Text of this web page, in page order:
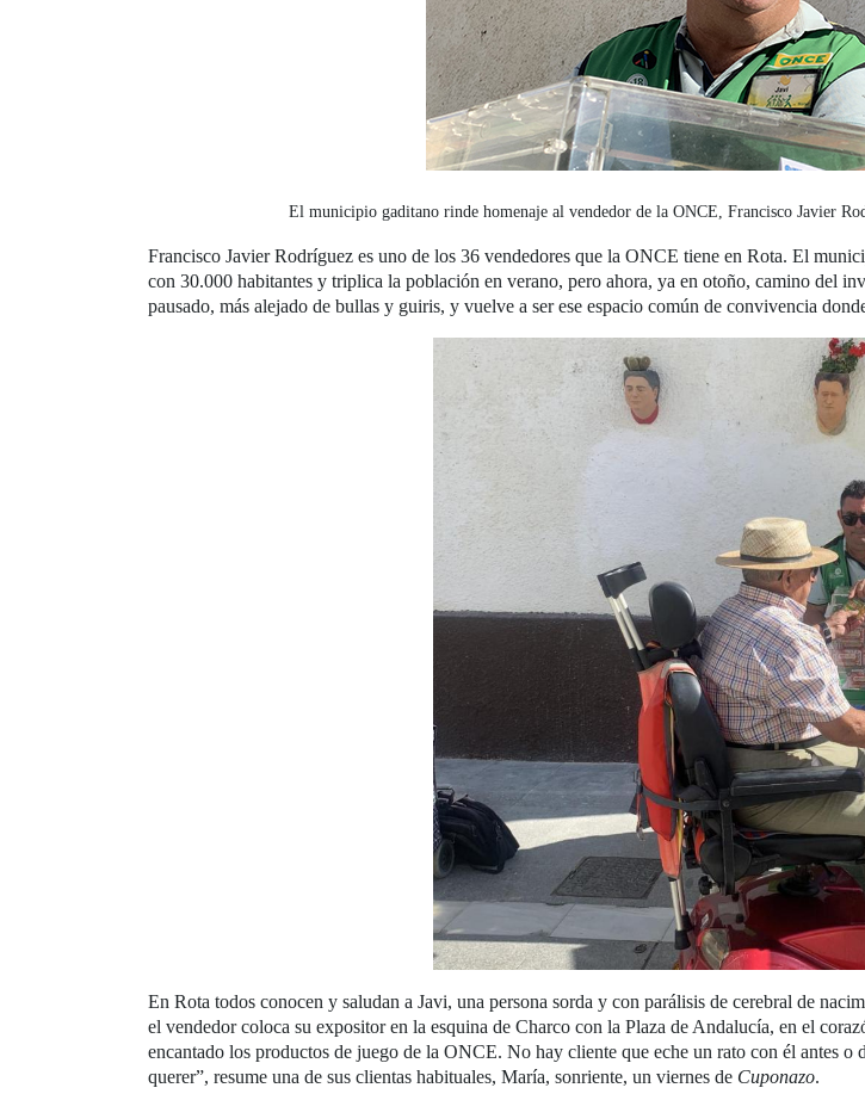
El municipio gaditano rinde homenaje al vendedor de la ONCE, Francisco Javier
Francisco Javier Rodríguez es uno de los 36 vendedores que la ONCE tiene en Rota. El
con 30.000 habitantes y triplica la población en verano, pero ahora, ya en otoño, camino del
pausado, más alejado de bullas y guiris, y vuelve a ser ese espacio común de convivencia
En Rota todos conocen y saludan a Javi, una persona sorda y con parálisis de cerebral de
el vendedor coloca su expositor en la esquina de Charco con la Plaza de Andalucía, en el
encantado los productos de juego de la ONCE. No hay cliente que eche un rato con él antes o
querer”, resume una de sus clientas habituales, María, sonriente, un viernes de Cuponazo.